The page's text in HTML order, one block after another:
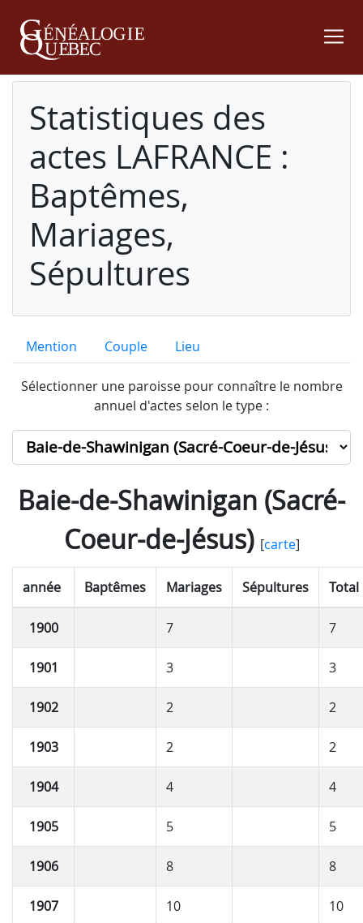
Statistiques des
actes LAFRANCE :
Baptêmes,
Mariages,
Sépultures
Mention Couple Lieu
Sélectionner une paroisse pour connaître le nombre
annuel d'actes selon le type :
Baie-de-Shawinigan (Sacré-
Coeur-de-Jésus)[carte]
année Baptêmes Mariages Sépultures Total
1900 7 7
1901 3 3
1902 2 2
1903 2 2
1904 4 4
1905 5 5
1906 8 8
1907 10 10